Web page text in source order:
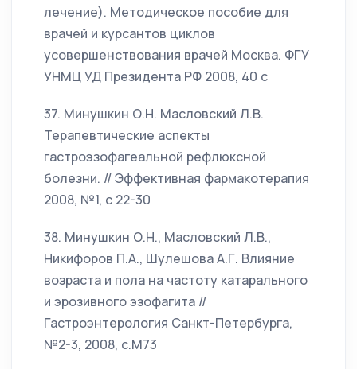
лечение). Методическое пособие для
врачей и курсантов циклов
усовершенствования врачей Москва. ФГУ
УНМЦ УД Президента РФ 2008, 40 с
37. Минушкин О.Н. Масловский Л.В.
Терапевтические аспекты
гастроэзофагеальной рефлюксной
болезни. // Эффективная фармакотерапия
2008, №1, с 22-30
38. Минушкин О.Н., Масловский Л.В.,
Никифоров П.А., Шулешова А.Г. Влияние
возраста и пола на частоту катарального
и эрозивного эзофагита //
Гастроэнтерология Санкт-Петербурга,
№2-3, 2008, с.М73